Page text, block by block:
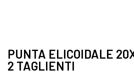
PUNTA ELICOIDALE
2 TAGLIENTI